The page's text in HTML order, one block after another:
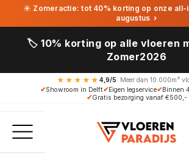
☀ Zomeractie: tot 40% korting op onze all-
augustus ›
🏷️ 10% korting op alle vloeren
Zomer2026
★★★★★ 4,9/5· Meer dan 10.000m²
✔Showroom in Delft✔Eigen legservice✔Binnen
✔Gratis bezorging vanaf €500,-